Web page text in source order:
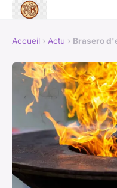
Accueil › Actu › Brasero